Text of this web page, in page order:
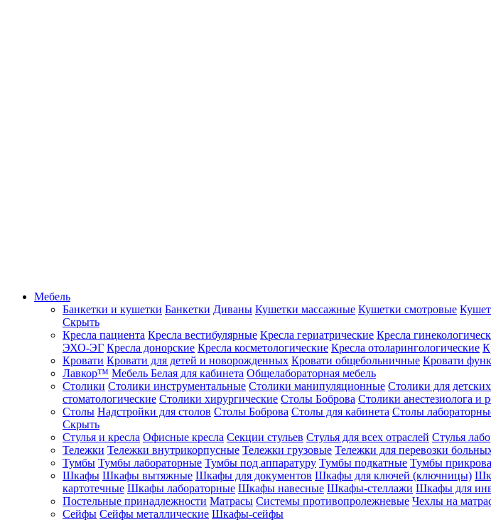
Мебель
Банкетки и кушетки Банкетки Диваны Кушетки массажные Кушетки смотровые
Скрыть
Кресла пациента Кресла вестибулярные Кресла гериатрические Кресла
ЭХО-ЭГ Кресла донорские Кресла косметологические Кресла отоларингологические
Кровати Кровати для детей и новорожденных Кровати общебольничные Кровати
Лавкор™ Мебель Белая для кабинета Общелабораторная мебель
Столики Столики инструментальные Столики манипуляционные Столики для
стоматологические Столики хирургические Столы Боброва Столики анестезиолога и
Столы Надстройки для столов Столы Боброва Столы для кабинета Столы
Скрыть
Стулья и кресла Офисные кресла Секции стульев Стулья для всех отраслей Стулья
Тележки Тележки внутрикорпусные Тележки грузовые Тележки для перевозки
Тумбы Тумбы лабораторные Тумбы под аппаратуру Тумбы подкатные Тумбы
Шкафы Шкафы вытяжные Шкафы для документов Шкафы для ключей (ключницы)
картотечные Шкафы лабораторные Шкафы навесные Шкафы-стеллажи Шкафы для
Постельные принадлежности Матрасы Системы противопролежневые Чехлы на
Сейфы Сейфы металлические Шкафы-сейфы